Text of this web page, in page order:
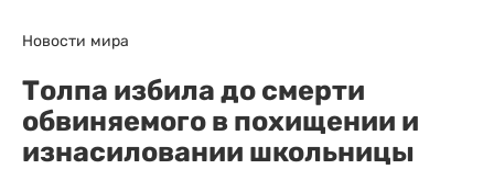
Новости мира
Толпа избила до смерти
обвиняемого в похищении и
изнасиловании школьницы